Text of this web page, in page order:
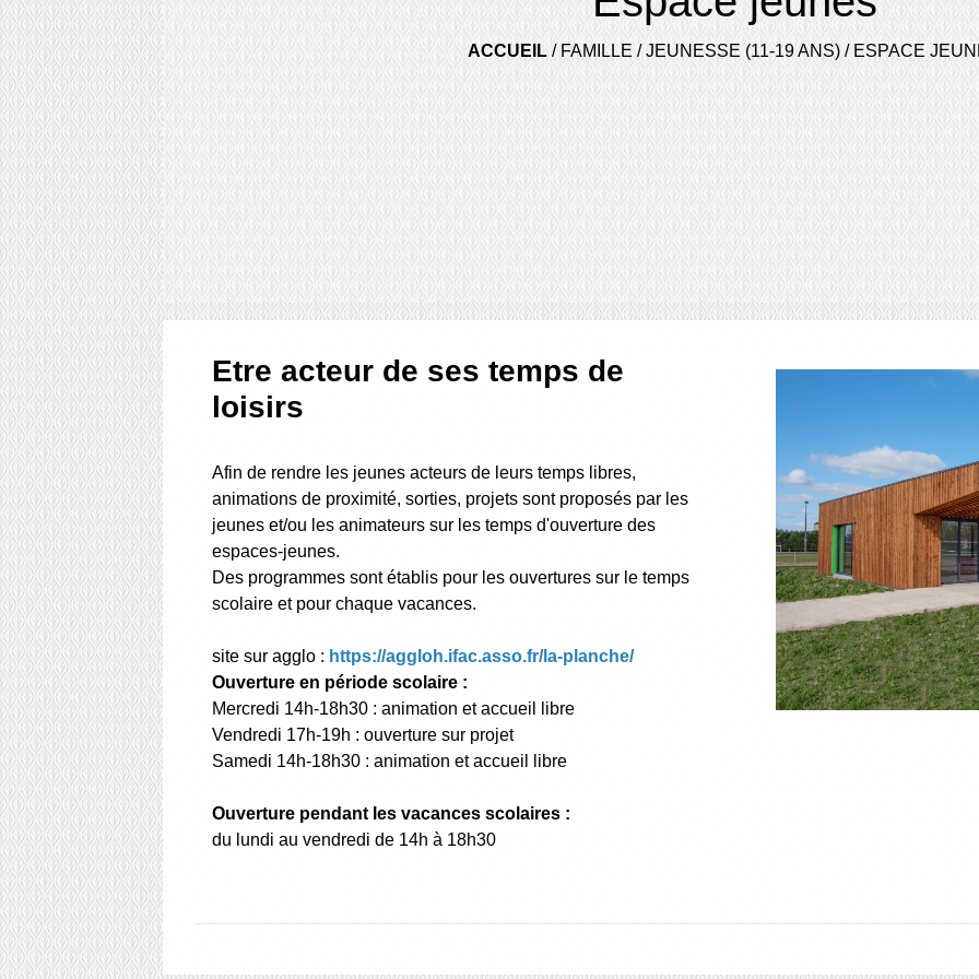
ACCUEIL / FAMILLE /JEUNESSE (11-19 ANS) / ESPACE
Etre acteur de ses temps de
loisirs
Afin de rendre les jeunes acteurs de leurs temps libres,
animations de proximité, sorties, projets sont proposés par les
jeunes et/ou les animateurs sur les temps d'ouverture des
espaces-jeunes.
Des programmes sont établis pour les ouvertures sur le temps
scolaire et pour chaque vacances.
site sur agglo : https://aggloh.ifac.asso.fr/la-planche/
Ouverture en période scolaire :
Mercredi 14h-18h30 : animation et accueil libre
Vendredi 17h-19h : ouverture sur projet
Samedi 14h-18h30 : animation et accueil libre
Ouverture pendant les vacances scolaires :
du lundi au vendredi de 14h à 18h30